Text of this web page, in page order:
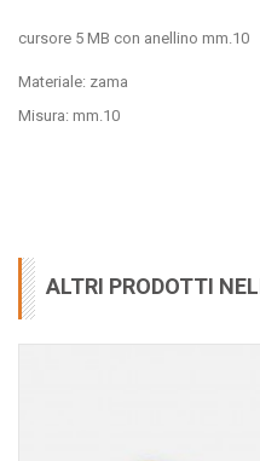
cursore 5 MB con anellino mm.10
Materiale: zama
Misura: mm.10
ALTRI PRODOTTI